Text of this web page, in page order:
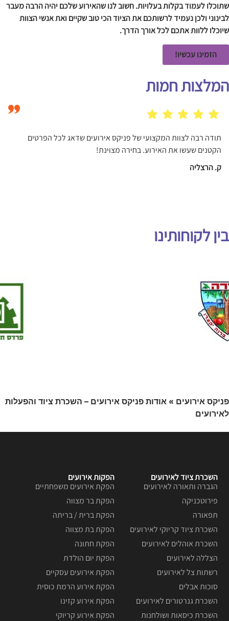
שתוכלו לעמוד בקלות בעלויות. חשוב לנו שהאירוע שלכם יהיה הרבה מעבר
לבינוני ולכן נעמיד לרשותכם את הציוד הכי טוב שקיים ואת אנשי הצוות
שיוכלו ללוות אתכם לכל אורך הדרך.
הזמינו עכשיו!
המלצות חמות
תודה רבה לצוות המקצועי של פניקס אירועים שדאג לכל הפרטים
הקטנים שעשו את האירוע. בחירה מצוינת!
ק. הרצליה
בין לקוחותינו
פניקס אירועים » אודות פניקס אירועים – השכרת ציוד והפעלות
לאירועים
הפקות אירועים
הפקת אירועים משפחתיים
הפקת בר מצווה
הפקת ברית / בריתה
הפקת בת מצווה
הפקת חתונה
הפקת יום הולדת
הפקת אירועים עסקיים
הפקת אירוע הרמת כוסית
הפקת אירוע קזינו
הפקת אירוע קריוקי
השכרת ציוד לאירועים
הגברה ותאורה לאירועים
פירוטכניקה
תפאורה
השכרת ציוד קריוקי לאירועים
השכרת אוהלים לאירועים
הצללה לאירועים
רשתות צל לאירועים
סוכות אבלים
השכרת גנרטורים לאירועים
השכרת כיסאות ושולחנות